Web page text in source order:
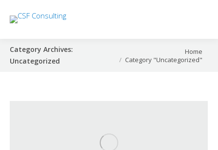
Category Archives:
Uncategorized
Home
Category "Uncategorized"